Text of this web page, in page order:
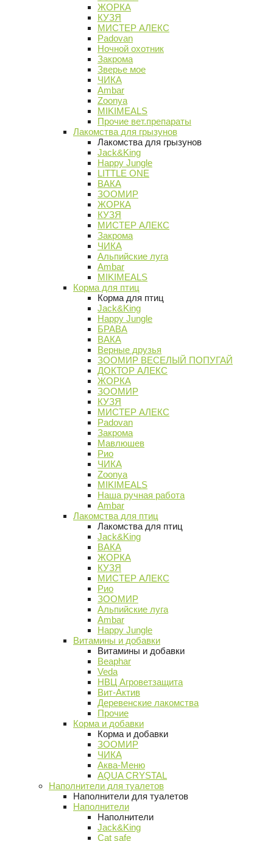
ЖОРКА
КУЗЯ
МИСТЕР АЛЕКС
Padovan
Ночной охотник
Закрома
Зверье мое
ЧИКА
Ambar
Zoonya
MIKIMEALS
Прочие вет.препараты
Лакомства для грызунов
Лакомства для грызунов
Jack&King
Happy Jungle
LITTLE ONE
ВАКА
ЗООМИР
ЖОРКА
КУЗЯ
МИСТЕР АЛЕКС
Закрома
ЧИКА
Альпийские луга
Ambar
MIKIMEALS
Корма для птиц
Корма для птиц
Jack&King
Happy Jungle
БРАВА
ВАКА
Верные друзья
ЗООМИР ВЕСЕЛЫЙ ПОПУГАЙ
ДОКТОР АЛЕКС
ЖОРКА
ЗООМИР
КУЗЯ
МИСТЕР АЛЕКС
Padovan
Закрома
Мавлюшев
Рио
ЧИКА
Zoonya
MIKIMEALS
Наша ручная работа
Ambar
Лакомства для птиц
Лакомства для птиц
Jack&King
ВАКА
ЖОРКА
КУЗЯ
МИСТЕР АЛЕКС
Рио
ЗООМИР
Альпийские луга
Ambar
Happy Jungle
Витамины и добавки
Витамины и добавки
Beaphar
Veda
НВЦ Агроветзащита
Вит-Актив
Деревенские лакомства
Прочие
Корма и добавки
Корма и добавки
ЗООМИР
ЧИКА
Аква-Меню
AQUA CRYSTAL
Наполнители для туалетов
Наполнители для туалетов
Наполнители
Наполнители
Jack&King
Cat safe